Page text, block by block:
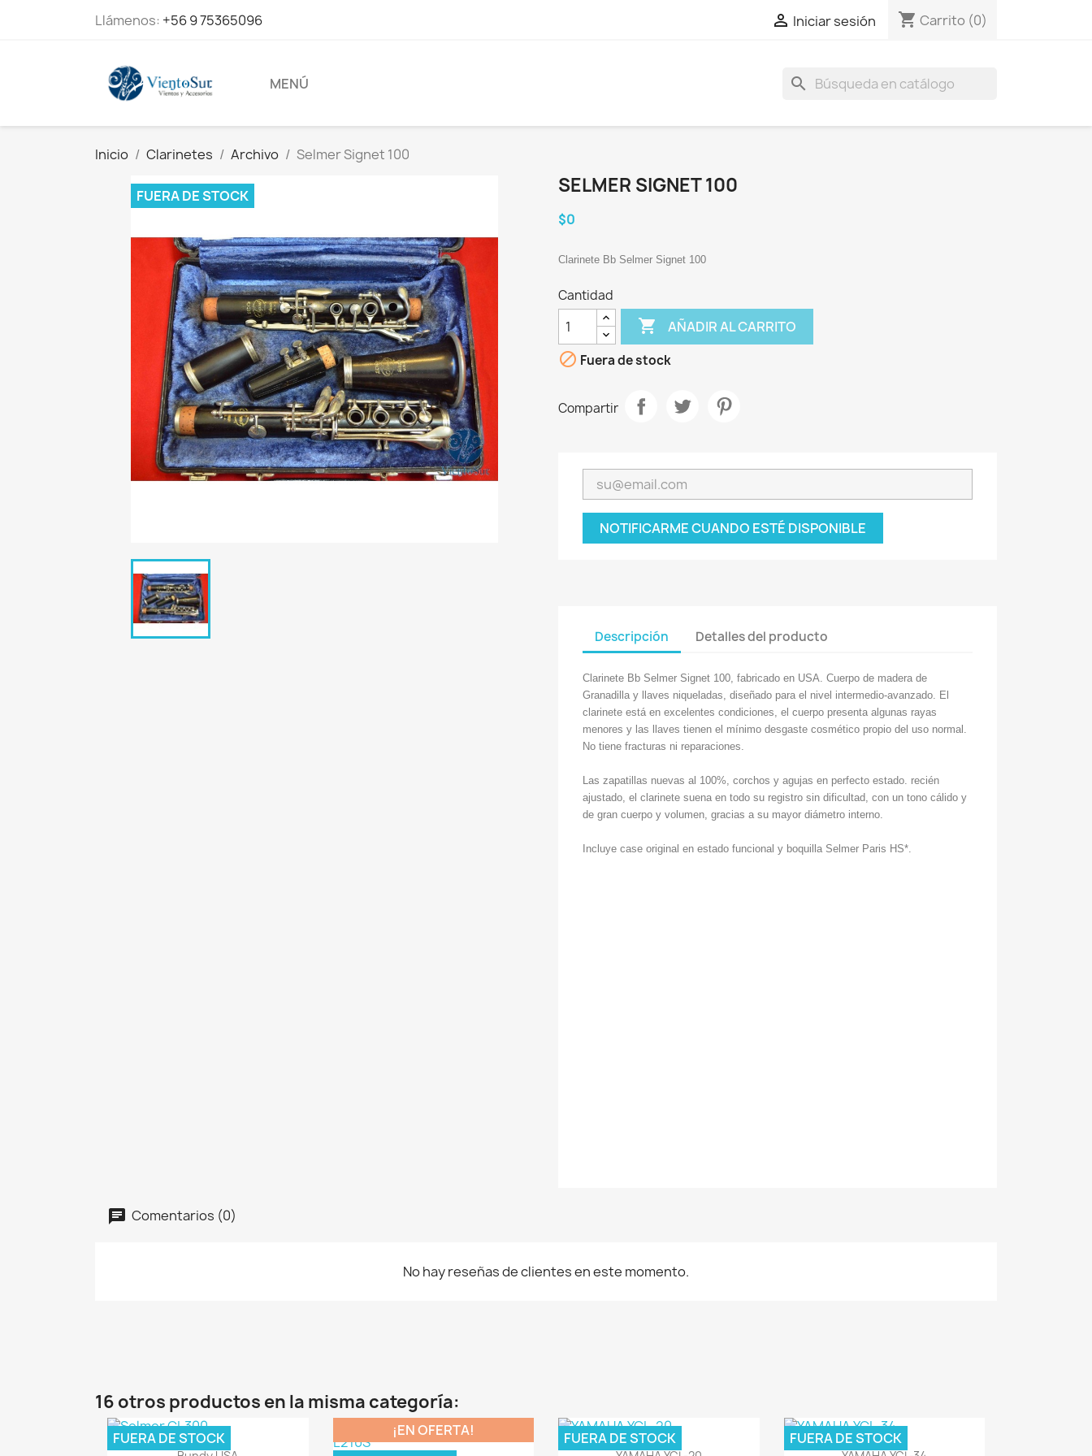
Llámenos: +56 9 75365096  Iniciar sesión shopping_cart Carrito (0)
MENÚ search
Inicio Clarinetes Archivo Selmer Signet 100
FUERA DE STOCK SELMER SIGNET 100
$0
Clarinete Bb Selmer Signet 100
Cantidad
 AÑADIR AL CARRITO
 Fuera de stock
Compartir
NOTIFICARME CUANDO ESTÉ DISPONIBLE
Descripción Detalles del producto
Clarinete Bb Selmer Signet 100, fabricado en USA. Cuerpo de madera de
Granadilla y llaves niqueladas, diseñado para el nivel intermedio-avanzado. El
clarinete está en excelentes condiciones, el cuerpo presenta algunas rayas
menores y las llaves tienen el mínimo desgaste cosmético propio del uso normal.
No tiene fracturas ni reparaciones.
Las zapatillas nuevas al 100%, corchos y agujas en perfecto estado. recién
ajustado, el clarinete suena en todo su registro sin dificultad, con un tono cálido y
de gran cuerpo y volumen, gracias a su mayor diámetro interno.
Incluye case original en estado funcional y boquilla Selmer Paris HS*.
Comentarios (0)
No hay reseñas de clientes en este momento.
16 otros productos en la misma categoría:
Vista rápida
FUERA DE STOCK
¡EN OFERTA!
Vista rápida
FUERA DE STOCK
Vista rápida
FUERA DE STOCK